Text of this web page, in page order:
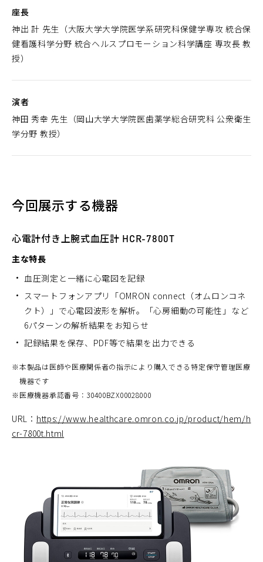
座長
神出 計 先生（大阪大学大学院医学系研究科保健学専攻 統合保
健看護科学分野 統合ヘルスプロモーション科学講座 専攻長 教
授）
演者
神田 秀幸 先生（岡山大学大学院医歯薬学総合研究科 公衆衛生
学分野 教授）
今回展示する機器
心電計付き上腕式血圧計 HCR-7800T
主な特長
血圧測定と一緒に心電図を記録
スマートフォンアプリ「OMRON connect（オムロンコネ
クト）」で心電図波形を解析。「心房細動の可能性」など
6パターンの解析結果をお知らせ
記録結果を保存、PDF等で結果を出力できる
※本製品は医師や医療関係者の指示により購入できる特定保守管理医療
機器です
※医療機器承認番号：30400BZX00028000
URL： https://www.healthcare.omron.co.jp/product/hem/h
cr-7800t.html